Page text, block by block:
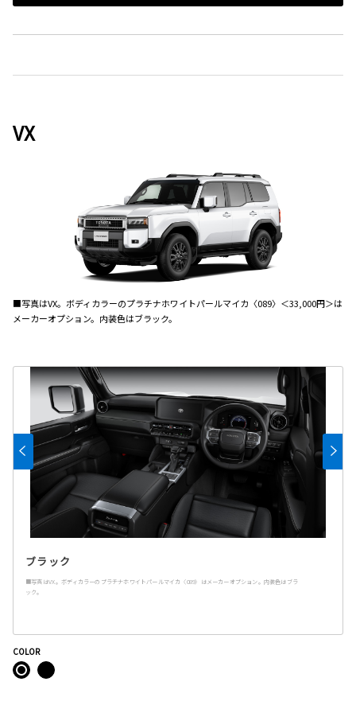
VX
■写真はVX。ボディカラーのプラチナホワイトパールマイカ〈089〉＜33,000円＞は
メーカーオプション。内装色はブラック。
ブラック
■写真はVX。ボディカラーのプラチナホワイトパールマイカ〈089〉はメーカーオプション。内装色はブラ
ック。
COLOR